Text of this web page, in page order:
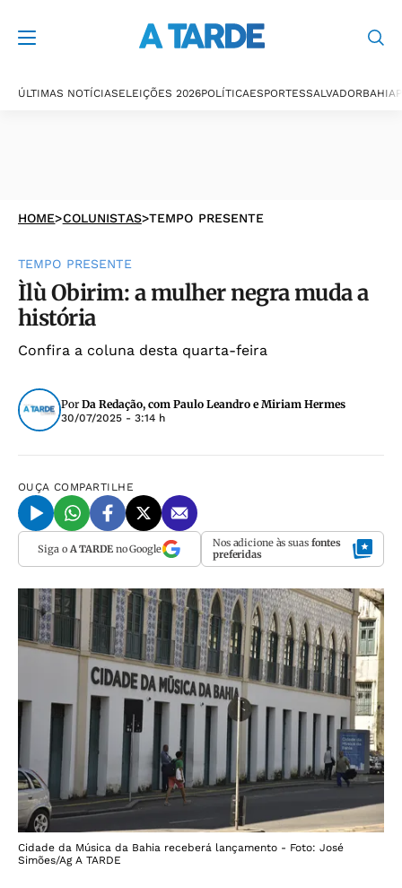
ÚLTIMAS NOTÍCIASELEIÇÕES 2026POLÍTICAESPORTESSALVADORBAHIA
HOME>COLUNISTAS>TEMPO PRESENTE
TEMPO PRESENTE
Ìlù Obirim: a mulher negra muda a
história
Confira a coluna desta quarta-feira
Por Da Redação, com Paulo Leandro e Miriam Hermes
30/07/2025 - 3:14 h
OUÇA COMPARTILHE
Siga o A TARDEno Google Nos adicione às suas fontes
preferidas
Cidade da Música da Bahia receberá lançamento - Foto: José
Simões/Ag A TARDE